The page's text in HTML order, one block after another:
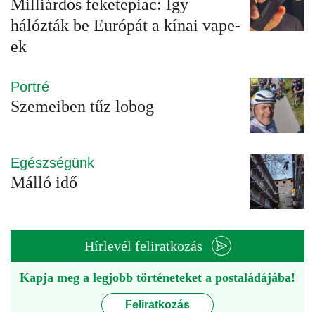
Milliárdos feketepiac: Így
hálózták be Európát a kínai vape-
ek
Portré
Szemeiben tűz lobog
Egészségünk
Málló idő
Hírlevél feliratkozás
Kapja meg a legjobb történeteket a postaládájába!
Feliratkozás